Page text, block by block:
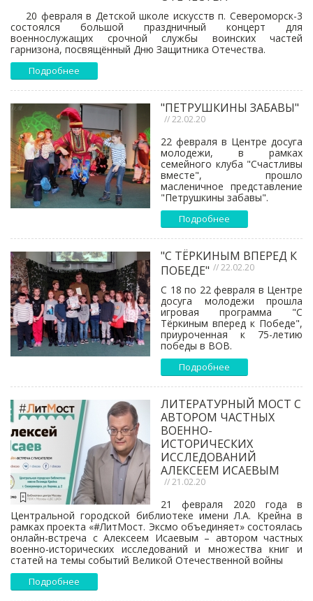
20 февраля в Детской школе искусств п. Североморск-3
состоялся большой праздничный концерт для
военнослужащих срочной службы воинских частей
гарнизона, посвящённый Дню Защитника Отечества.
Подробнее
"ПЕТРУШКИНЫ ЗАБАВЫ"
// 22.02.20
22 февраля в Центре досуга
молодежи, в рамках
семейного клуба "Счастливы
вместе", прошло
масленичное представление
"Петрушкины забавы".
Подробнее
"С ТЁРКИНЫМ ВПЕРЕД К
ПОБЕДЕ" // 22.02.20
С 18 по 22 февраля в Центре
досуга молодежи прошла
игровая программа "С
Тёркиным вперед к Победе",
приуроченная к 75-летию
победы в ВОВ.
Подробнее
ЛИТЕРАТУРНЫЙ МОСТ С
АВТОРОМ ЧАСТНЫХ
ВОЕННО-
ИСТОРИЧЕСКИХ
ИССЛЕДОВАНИЙ
АЛЕКСЕЕМ ИСАЕВЫМ
// 21.02.20
21 февраля 2020 года в
Центральной городской библиотеке имени Л.А. Крейна в
рамках проекта «#ЛитМост. Эксмо объединяет» состоялась
онлайн-встреча с Алексеем Исаевым – автором частных
военно-исторических исследований и множества книг и
статей на темы событий Великой Отечественной войны
Подробнее